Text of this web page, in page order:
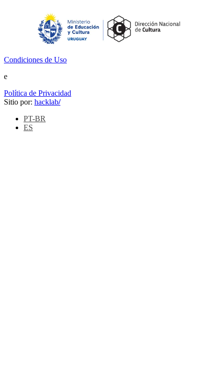
Condiciones de Uso
e
Política de Privacidad
Sitio por: hacklab/
PT-BR
ES